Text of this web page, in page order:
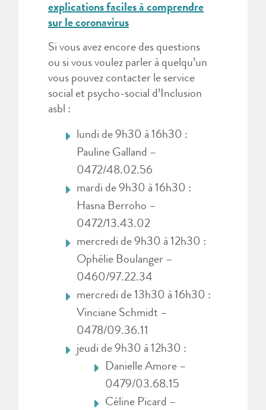
explications faciles à comprendre
sur le coronavirus
Si vous avez encore des questions
ou si vous voulez parler à quelqu’un
vous pouvez contacter le service
social et psycho-social d’Inclusion
asbl :
lundi de 9h30 à 16h30 :
Pauline Galland –
0472/48.02.56
mardi de 9h30 à 16h30 :
Hasna Berroho –
0472/13.43.02
mercredi de 9h30 à 12h30 :
Ophélie Boulanger –
0460/97.22.34
mercredi de 13h30 à 16h30 :
Vinciane Schmidt –
0478/09.36.11
jeudi de 9h30 à 12h30 :
Danielle Amore –
0479/03.68.15
Céline Picard –